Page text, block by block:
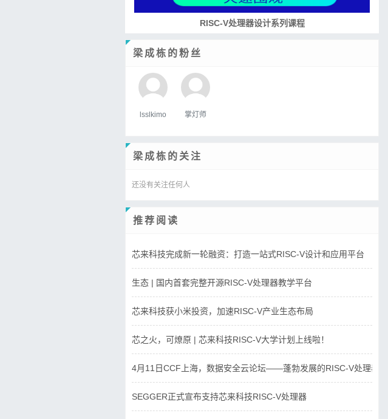
RISC-V处理器设计系列课程
梁成栋的粉丝
lsslkimo 掌灯师
梁成栋的关注
还没有关注任何人
推荐阅读
芯来科技完成新一轮融资：打造一站式RISC-V设计和应用平台
生态 | 国内首套完整开源RISC-V处理器教学平台
芯来科技获小米投资，加速RISC-V产业生态布局
芯之火，可燎原 | 芯来科技RISC-V大学计划上线啦！
4月11日CCF上海，数据安全云论坛——蓬勃发展的RISC-V处理器
SEGGER正式宣布支持芯来科技RISC-V处理器